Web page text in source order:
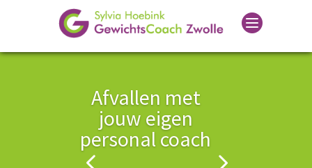
Afvallen met
jouw eigen
personal coach